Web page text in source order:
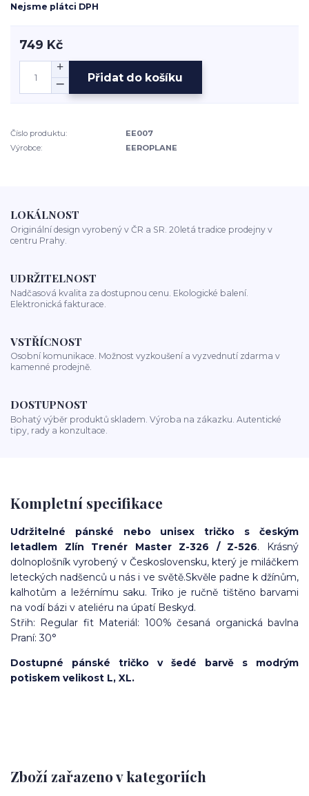
Nejsme plátci DPH
749 Kč
Přidat do košíku
Číslo produktu:
EE007
Výrobce:
EEROPLANE
LOKÁLNOST
Originální design vyrobený v ČR a SR. 20letá tradice prodejny v
centru Prahy.
UDRŽITELNOST
Nadčasová kvalita za dostupnou cenu. Ekologické balení.
Elektronická fakturace.
VSTŘÍCNOST
Osobní komunikace. Možnost vyzkoušení a vyzvednutí zdarma v
kamenné prodejně.
DOSTUPNOST
Bohatý výběr produktů skladem. Výroba na zákazku. Autentické
tipy, rady a konzultace.
Kompletní specifikace
Udržitelné pánské nebo unisex tričko s českým
letadlem Zlín Trenér Master Z-326 / Z-526. Krásný
dolnoplošník vyrobený v Československu, který je miláčkem
leteckých nadšenců u nás i ve světě.Skvěle padne k džínům,
kalhotům a ležérnímu saku. Triko je ručně tištěno barvami
na vodí bázi v ateliéru na úpatí Beskyd.
Střih: Regular fit Materiál: 100% česaná organická bavlna
Praní: 30°
Dostupné pánské tričko v šedé barvě s modrým
potiskem velikost L, XL.
Zboží zařazeno v kategoriích